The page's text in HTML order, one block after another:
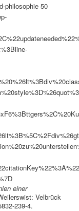
philosophie 50
einer
Velbrück
239-4.